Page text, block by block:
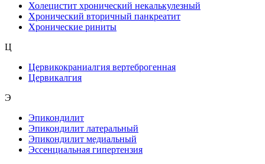
Холецистит хронический некалькулезный
Хронический вторичный панкреатит
Хронические риниты
Ц
Цервикокраниалгия вертеброгенная
Цервикалгия
Э
Эпикондилит
Эпикондилит латеральный
Эпикондилит медиальный
Эссенциальная гипертензия